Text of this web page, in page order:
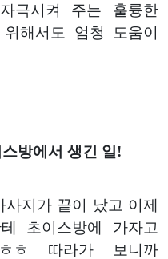
극시켜 주는 훌륭한
해서도 엄청 도움이
방에서 생긴 일!
지가 끝이 났고 이제
초이스방에 가자고
ㅎ 따라가 보니까